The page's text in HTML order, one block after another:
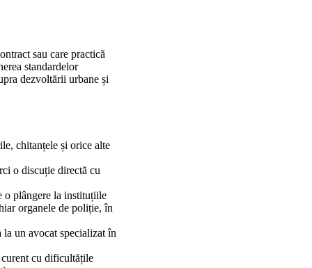
sau care practică
standardelor
dezvoltării urbane și
chitanțele și orice alte
o discuție directă cu
o plângere la instituțiile
organele de poliție, în
la un avocat specializat în
cu dificultățile